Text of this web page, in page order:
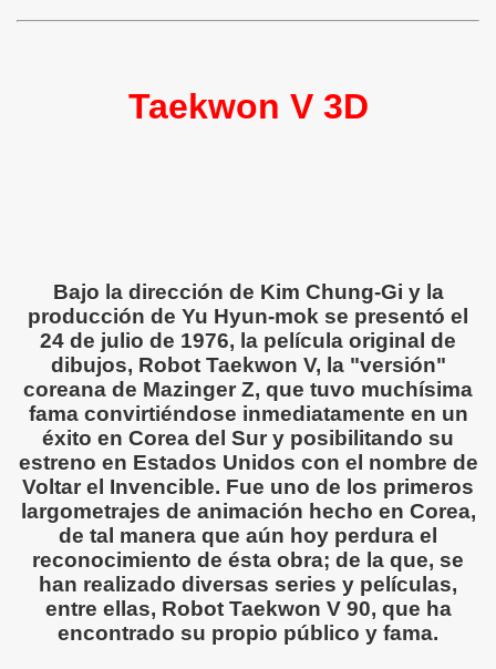
Taekwon V 3D
Bajo la dirección de Kim Chung-Gi y la
producción de Yu Hyun-mok se presentó el
24 de julio de 1976, la película original de
dibujos, Robot Taekwon V, la "versión"
coreana de Mazinger Z, que tuvo muchísima
fama convirtiéndose inmediatamente en un
éxito en Corea del Sur y posibilitando su
estreno en Estados Unidos con el nombre de
Voltar el Invencible. Fue uno de los primeros
largometrajes de animación hecho en Corea,
de tal manera que aún hoy perdura el
reconocimiento de ésta obra; de la que, se
han realizado diversas series y películas,
entre ellas, Robot Taekwon V 90, que ha
encontrado su propio público y fama.